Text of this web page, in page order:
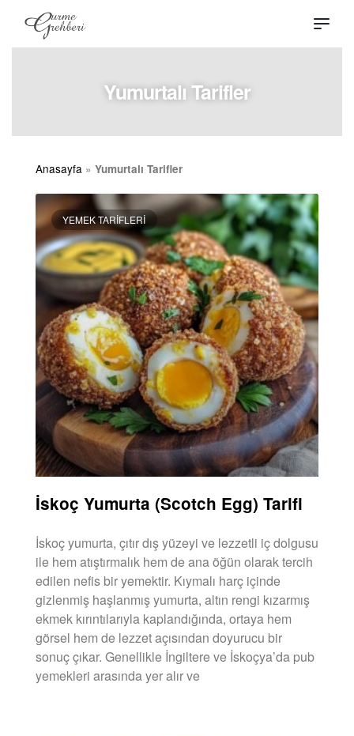
Yumurtalı Tarifler
Anasayfa » Yumurtalı Tarifler
YEMEK TARIFLERI
İskoç Yumurta (Scotch Egg) Tarifi
İskoç yumurta, çıtır dış yüzeyi ve lezzetli iç dolgusu
ile hem atıştırmalık hem de ana öğün olarak tercih
edilen nefis bir yemektir. Kıymalı harç içinde
gizlenmiş haşlanmış yumurta, altın rengi kızarmış
ekmek kırıntılarıyla kaplandığında, ortaya hem
görsel hem de lezzet açısından doyurucu bir
sonuç çıkar. Genellikle İngiltere ve İskoçya’da pub
yemekleri arasında yer alır ve